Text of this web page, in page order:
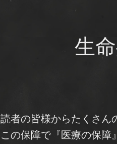
生
読者の皆様からたくさん
この保障で『医療の保障